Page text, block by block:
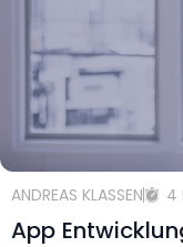
ANDREAS KLASSEN 4
App